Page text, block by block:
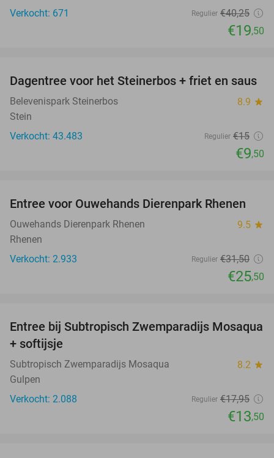
Verkocht: 671
Regulier €40,25
€19,50
37%
Dagentree voor het Steinerbos + friet en saus
Belevenispark Steinerbos 8.9 star
Stein
Verkocht: 43.483
Regulier €15
€9,50
19%
Entree voor Ouwehands Dierenpark Rhenen
Ouwehands Dierenpark Rhenen 9.5 star
Rhenen
Verkocht: 2.933
Regulier €31,50
€25,50
25%
Entree bij Subtropisch Zwemparadijs Mosaqua
+ softijsje
Subtropisch Zwemparadijs Mosaqua 8.2 star
Gulpen
Verkocht: 2.088
Regulier €17,95
€13,50